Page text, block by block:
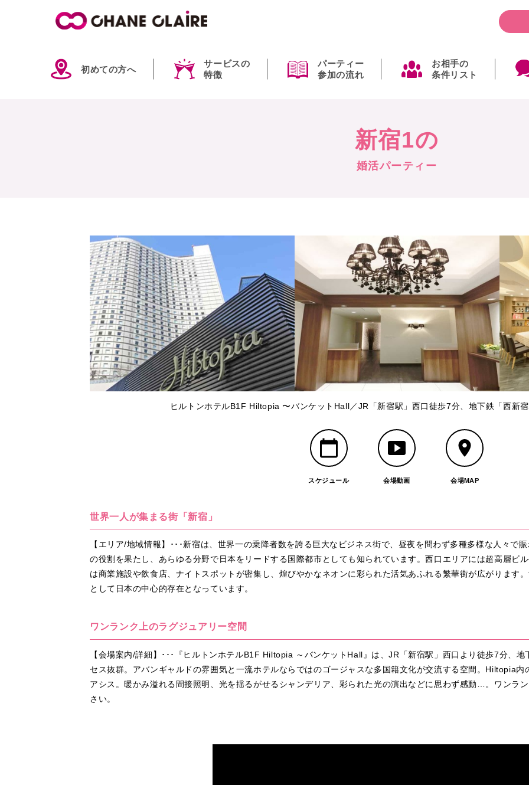
初めての方へ
サービスの
特徴
パーティー
参加の流れ
お相手の
条件リスト
新宿1の
婚活パーティー
ヒルトンホテルB1F Hiltopia 〜バンケットHall／JR「新宿駅」西口徒歩7分、地下鉄「西新
スケジュール 会場動画 会場MAP
世界一人が集まる街「新宿」
【エリア/地域情報】･･･新宿は、世界一の乗降者数を誇る巨大なビジネス街で、昼夜を問わず多種多様な人々で
の役割を果たし、あらゆる分野で日本をリードする国際都市としても知られています。西口エリアには超高層ビ
は商業施設や飲食店、ナイトスポットが密集し、煌びやかなネオンに彩られた活気あふれる繁華街が広がります
として日本の中心的存在となっています。
ワンランク上のラグジュアリー空間
【会場案内/詳細】･･･『ヒルトンホテルB1F Hiltopia ～バンケットHall』は、JR「新宿駅」西口より徒歩7分、
セス抜群。アバンギャルドの雰囲気と一流ホテルならではのゴージャスな多国籍文化が交流する空間。Hiltopia
アシス。暖かみ溢れる間接照明、光を揺るがせるシャンデリア、彩られた光の演出などに思わず感動…。ワンラ
さい。